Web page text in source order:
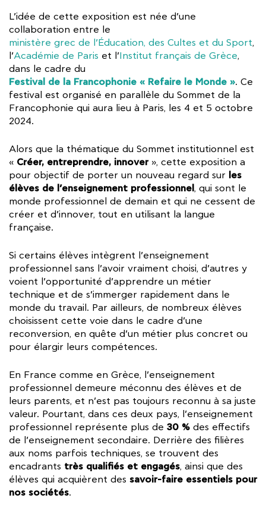
L’idée de cette exposition est née d’une
collaboration entre le
ministère grec de l’Éducation, des Cultes et du Sport,
l’Académie de Paris et l’Institut français de Grèce,
dans le cadre du
Festival de la Francophonie « Refaire le Monde ». Ce
festival est organisé en parallèle du Sommet de la
Francophonie qui aura lieu à Paris, les 4 et 5 octobre
2024.
Alors que la thématique du Sommet institutionnel est
« Créer, entreprendre, innover», cette exposition a
pour objectif de porter un nouveau regard sur les
élèves de l’enseignement professionnel, qui sont le
monde professionnel de demain et qui ne cessent de
créer et d’innover, tout en utilisant la langue
française.
Si certains élèves intègrent l’enseignement
professionnel sans l’avoir vraiment choisi, d’autres y
voient l’opportunité d’apprendre un métier
technique et de s’immerger rapidement dans le
monde du travail. Par ailleurs, de nombreux élèves
choisissent cette voie dans le cadre d’une
reconversion, en quête d’un métier plus concret ou
pour élargir leurs compétences.
En France comme en Grèce, l’enseignement
professionnel demeure méconnu des élèves et de
leurs parents, et n’est pas toujours reconnu à sa juste
valeur. Pourtant, dans ces deux pays, l’enseignement
professionnel représente plus de 30 % des effectifs
de l’enseignement secondaire. Derrière des filières
aux noms parfois techniques, se trouvent des
encadrants très qualifiés et engagés, ainsi que des
élèves qui acquièrent des savoir-faire essentiels pour
nos sociétés.